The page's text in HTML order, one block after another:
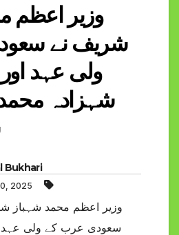
وزیر اعظم
شریف نے
ولی عہد
شہزادہ
Bukhari
2025
سعودی عرب کے ولی عہد